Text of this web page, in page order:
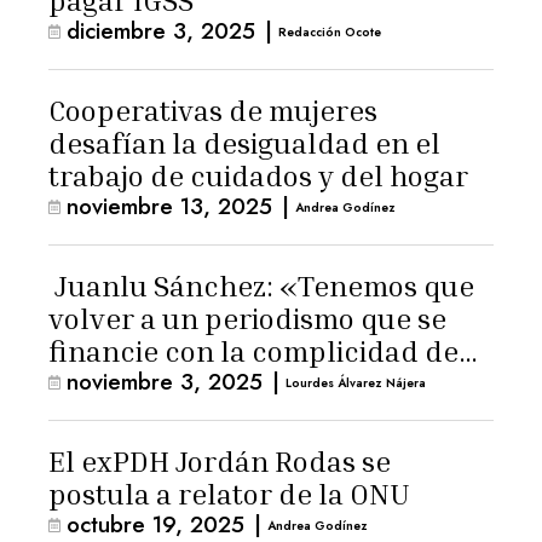
diciembre 3, 2025 | Redacción Ocote
Cooperativas de mujeres
desafían la desigualdad en el
trabajo de cuidados y del hogar
noviembre 13, 2025 | Andrea Godínez
Juanlu Sánchez: «Tenemos que
volver a un periodismo que se
financie con la complicidad de
los lectores»
noviembre 3, 2025 | Lourdes Álvarez Nájera
El exPDH Jordán Rodas se
postula a relator de la ONU
octubre 19, 2025 | Andrea Godínez